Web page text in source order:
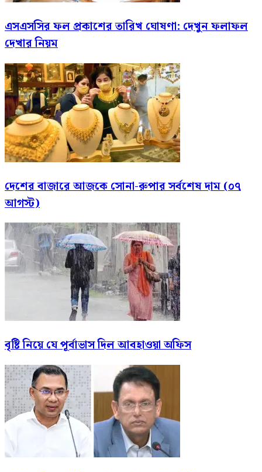
এসএসসির ফল প্রকাশের তারিখ ঘোষণা: দেখুন ফলাফল
দেখার নিয়ম
দেশের বাজারে আজকে সোনা-রুপার সর্বশেষ দাম (০৭
আগস্ট)
বৃষ্টি নিয়ে যে পূর্বাভাস দিল আবহাওয়া অফিস